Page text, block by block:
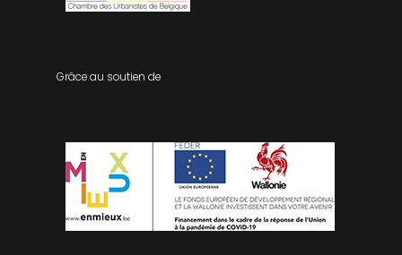
Grâce au soutien de